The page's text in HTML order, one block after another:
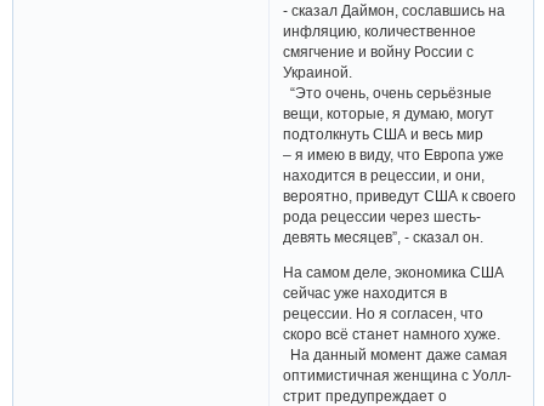
- сказал Даймон, сославшись на
инфляцию, количественное
смягчение и войну России с
Украиной.
“Это очень, очень серьёзные
вещи, которые, я думаю, могут
подтолкнуть США и весь мир
– я имею в виду, что Европа уже
находится в рецессии, и они,
вероятно, приведут США к своего
рода рецессии через шесть-​
девять месяцев”, - сказал он.
На самом деле, экономика США
сейчас уже находится в
рецессии. Но я согласен, что
скоро всё станет намного хуже.
На данный момент даже самая
оптимистичная женщина с Уолл-​
стрит предупреждает о